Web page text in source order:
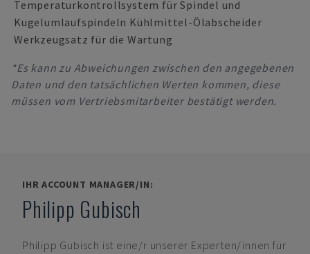
Temperaturkontrollsystem für Spindel und
Kugelumlaufspindeln Kühlmittel-Ölabscheider
Werkzeugsatz für die Wartung
*Es kann zu Abweichungen zwischen den angegebenen
Daten und den tatsächlichen Werten kommen, diese
müssen vom Vertriebsmitarbeiter bestätigt werden.
IHR ACCOUNT MANAGER/IN:
Philipp Gubisch
Philipp Gubisch ist eine/r unserer Experten/innen für